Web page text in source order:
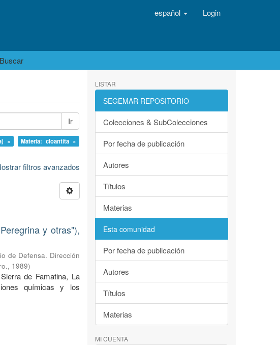
español Login
Buscar
Ir
×
Materia: cloantita ×
filtros avanzados
y otras"),
de Defensa. Dirección
, 1989)
de Famatina, La
químicas y los
LISTAR
SEGEMAR REPOSITORIO
Colecciones & SubColecciones
Por fecha de publicación
Autores
Títulos
Materias
Esta comunidad
Por fecha de publicación
Autores
Títulos
Materias
MI CUENTA